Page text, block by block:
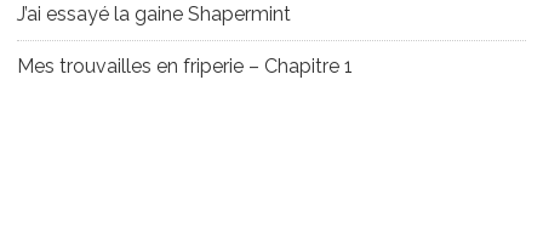
J’ai essayé la gaine Shapermint
Mes trouvailles en friperie – Chapitre 1